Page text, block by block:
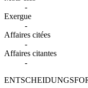
-
Exergue
-
Affaires citées
-
Affaires citantes
-